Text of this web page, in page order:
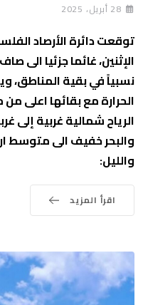
28 أبريل، 2025
توقعت دائرة الأرصاد
الإثنين، غائما جزئيا الى
نسبياً في بقية المناطق،
الحرارة مع بقائها اعلى
الرياح شمالية غربية إلى
والبحر خفيف الى متوسط
والليل:
اقرأ المزيد